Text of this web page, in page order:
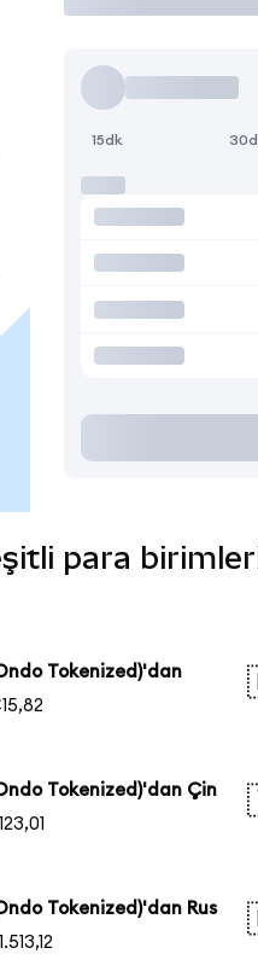
15dk
para
Tokenized)'dan
Tokenized)'dan Çin
Tokenized)'dan Rus